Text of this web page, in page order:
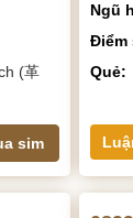
(革
sim
Ngũ
Quẻ: